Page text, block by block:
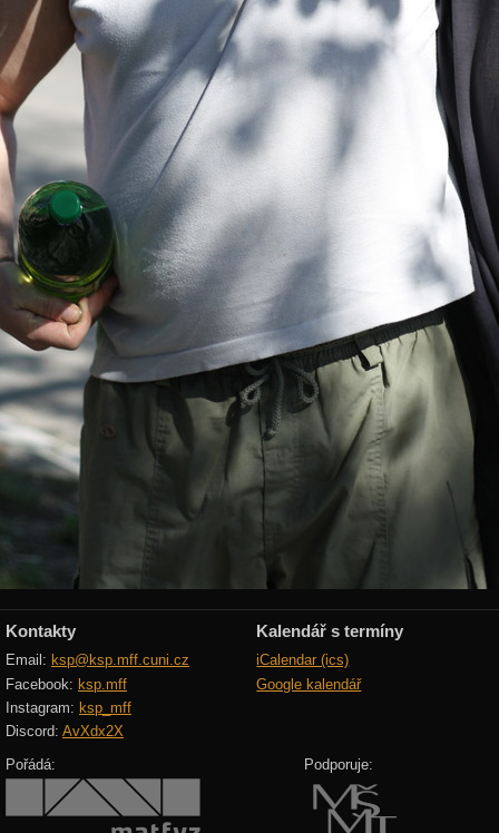
Kontakty
Email: ksp@ksp.mff.cuni.cz
Facebook: ksp.mff
Instagram: ksp_mff
Discord: AvXdx2X
Kalendář s termíny
iCalendar (ics)
Google kalendář
Pořádá: Podporuje: